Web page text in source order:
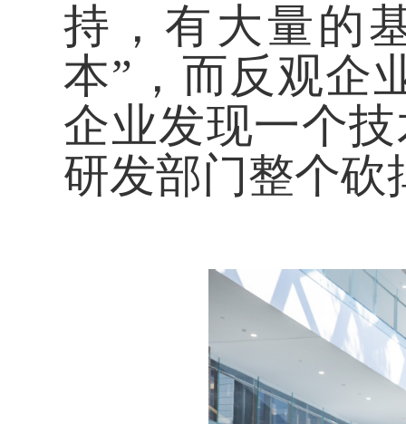
持，有大量的
本”，而反观企
企业发现一个
研发部门整个砍